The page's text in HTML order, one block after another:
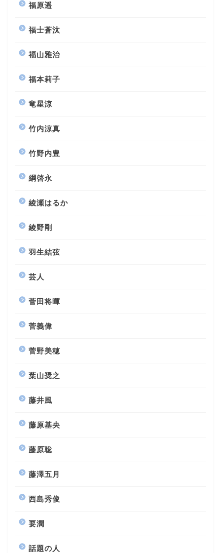
福原遥
福士蒼汰
福山雅治
福本莉子
竜星涼
竹内涼真
竹野内豊
綱啓永
綾瀬はるか
綾野剛
羽生結弦
芸人
菅田将暉
菅義偉
菅野美穂
葉山奨之
藤井風
藤原基央
藤原聡
藤澤五月
西島秀俊
要潤
話題の人